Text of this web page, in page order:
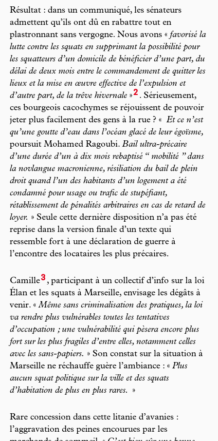
Résultat : dans un communiqué, les sénateurs
admettent qu’ils ont dû en rabattre tout en
plastronnant sans vergogne. Nous avons « favorisé la
lutte contre les squats en supprimant la possibilité pour
les squatteurs d’un domicile de bénéficier d’une part, du
délai de deux mois entre le commandement de quitter les
lieux et la mise en œuvre effective de l’expulsion et
d’autre part, de la trêve hivernale »2 . Sérieusement,
ces bourgeois cacochymes se réjouissent de pouvoir
jeter plus facilement des gens à la rue ? « Et ce n’est
qu’une goutte d’eau dans l’océan glacé de leur égoïsme,
poursuit Mohamed Ragoubi. Bail ultra-précaire
d’une durée d’un à dix mois rebaptisé “ mobilité ” dans
la novlangue macronienne, résiliation du bail de plein
droit quand l’un des habitants d’un logement a été
condamné pour usage ou trafic de stupéfiant,
rétablissement de pénalités arbitraires en cas de retard de
loyer. » Seule cette dernière disposition n’a pas été
reprise dans la version finale d’un texte qui
ressemble fort à une déclaration de guerre à
l’encontre des locataires les plus précaires.
Camille3 , participant à un collectif d’info sur la loi
Élan et les squats à Marseille, envisage les dégâts à
venir. «Même sans criminalisation des pratiques, la loi
va rendre plus vulnérables toutes les tentatives
d’occupation ; une vulnérabilité qui pèsera encore plus
fort sur les plus fragiles d’entre elles, notamment celles
avec les sans-papiers. » Son constat sur la situation à
Marseille ne réchauffe guère l’ambiance : « Plus
aucun squat politique sur la ville et des squats
d’habitation de plus en plus rares.
»
Rare concession dans cette litanie d’avanies :
l’aggravation des peines encourues par les